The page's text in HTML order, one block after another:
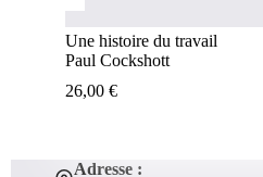
Une histoire du travail
Paul Cockshott
26,00 €
Adresse :